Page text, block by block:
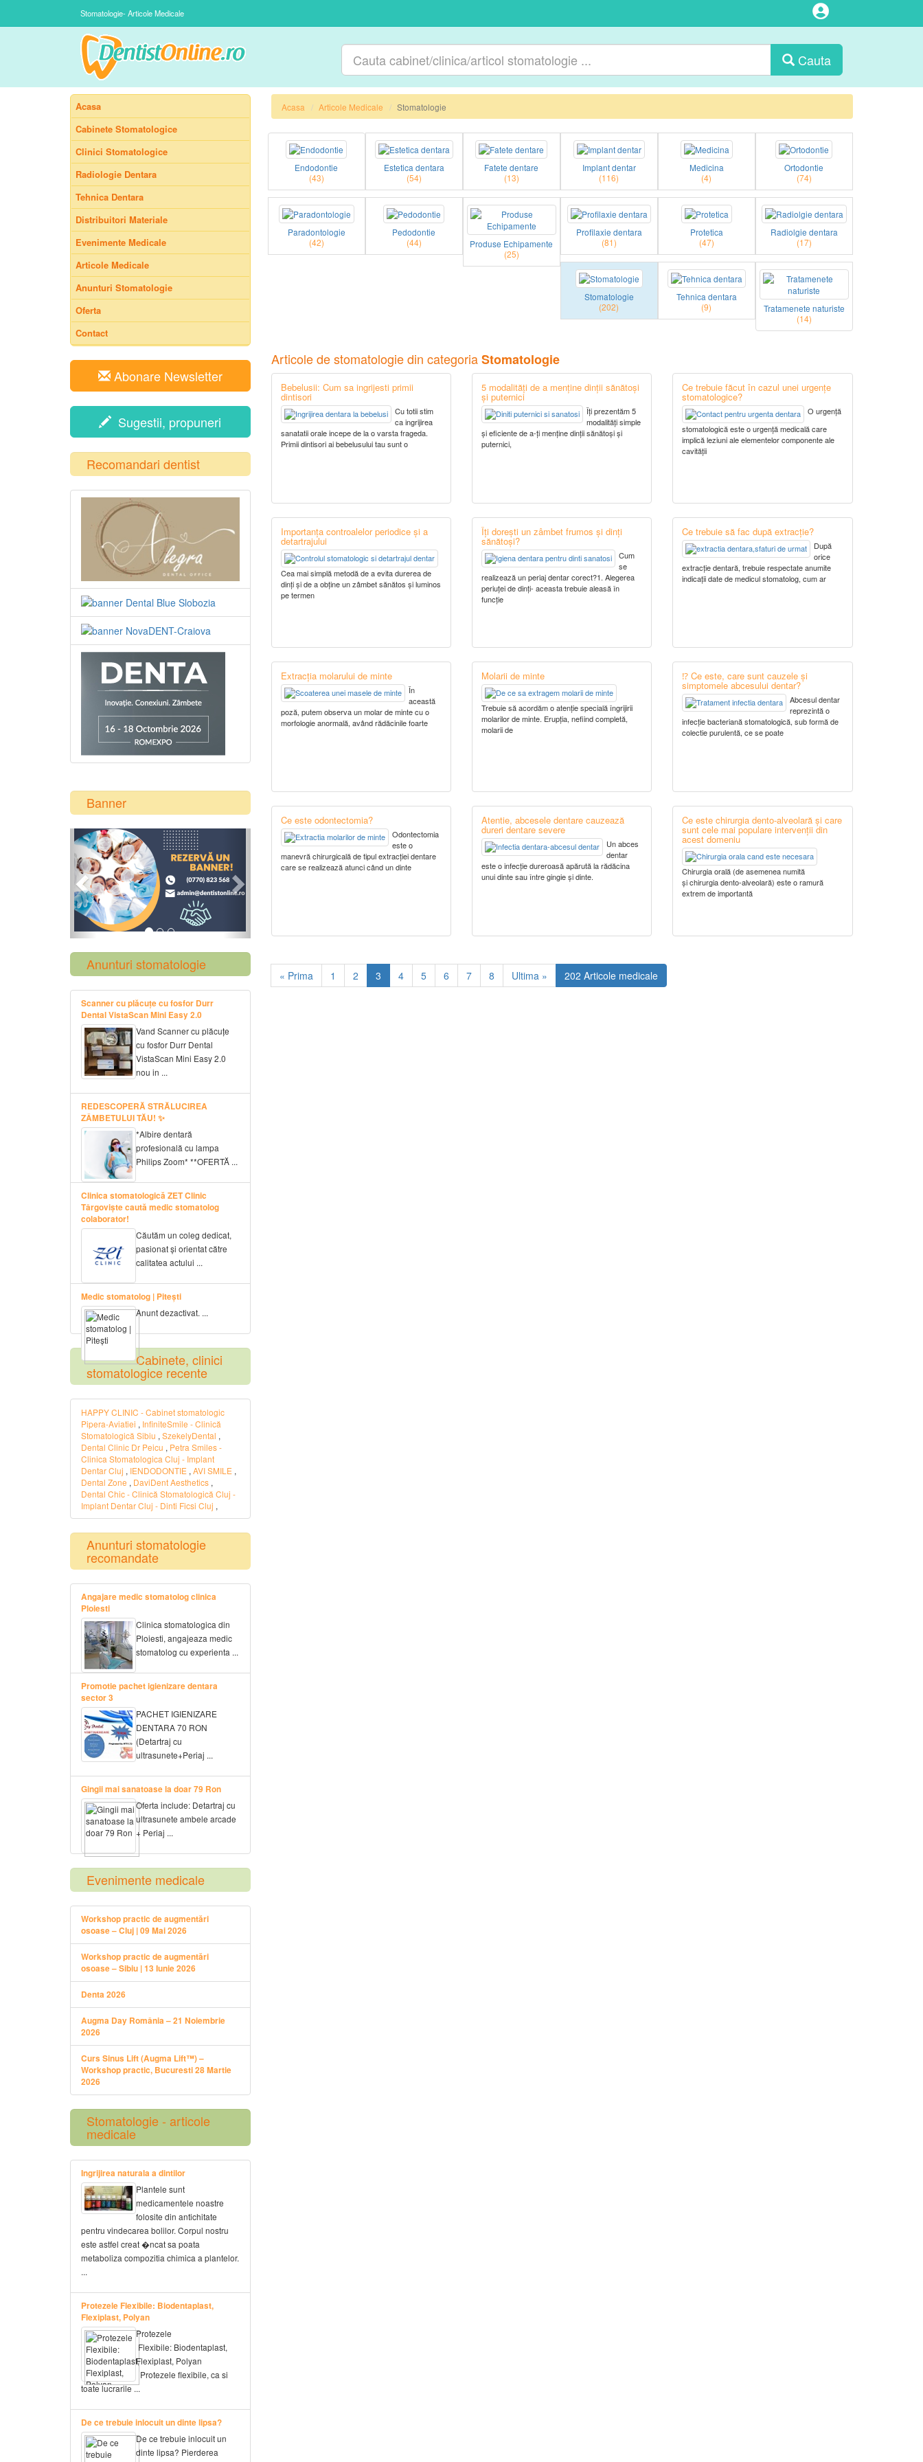
Stomatologie- Articole Medicale
Cauta
Acasa
Cabinete Stomatologice
Clinici Stomatologice
Radiologie Dentara
Tehnica Dentara
Distribuitori Materiale
Evenimente Medicale
Articole Medicale
Anunturi Stomatologie
Oferta
Contact
Acasa Articole Medicale Stomatologie
Endodontie
(43)
Estetica dentara
(54)
Fatete dentare
(13)
Implant dentar
(116)
Medicina
(4)
Ortodontie
(74)
Paradontologie
(42)
Pedodontie
(44)
Produse Echipamente
(25)
Profilaxie dentara
(81)
Protetica
(47)
Radiolgie dentara
(17)
Stomatologie
(202)
Tehnica dentara
(9)
Tratamenete naturiste
(14)
Articole de stomatologie din categoriaStomatologie
Bebelusii: Cum sa ingrijesti primii
dintisori
Cu totii stim
ca ingrijirea
sanatatii orale incepe de la o varsta frageda.
Primii dintisori ai bebelusului tau sunt o
5 modalități de a menține dinții sănătoși
și puternici
Îți prezentăm 5
modalități simple
și eficiente de a-ți menține dinții sănătoși și
puternici,
Ce trebuie făcut în cazul unei urgențe
stomatologice?
O urgență
stomatologică este o urgență medicală care
implică leziuni ale elementelor componente ale
cavității
Importanța controalelor periodice și a
detartrajului
Cea mai simplă metodă de a evita durerea de
dinți și de a obține un zâmbet sănătos și luminos
pe termen
Îți dorești un zâmbet frumos și dinți
sănătoși?
Cum
se
realizează un periaj dentar corect?1. Alegerea
periuței de dinți- aceasta trebuie aleasă în
funcție
Ce trebuie să fac după extracție?
După
orice
extracție dentară, trebuie respectate anumite
indicații date de medicul stomatolog, cum ar
Extracția molarului de minte
În
această
poză, putem observa un molar de minte cu o
morfologie anormală, având rădăcinile foarte
Molarii de minte
Trebuie să acordăm o atenție specială îngrijirii
molarilor de minte. Erupția, nefiind completă,
molarii de
⁉️ Ce este, care sunt cauzele și
simptomele abcesului dentar?
Abcesul dentar
reprezintă o
infecție bacteriană stomatologică, sub formă de
colectie purulentă, ce se poate
Ce este odontectomia?
Odontectomia
este o
manevră chirurgicală de tipul extracției dentare
care se realizează atunci când un dinte
Atentie, abcesele dentare cauzează
dureri dentare severe
Un abces
dentar
este o infecție dureroasă apărută la rădăcina
unui dinte sau între gingie și dinte.
Ce este chirurgia dento-alveolară și care
sunt cele mai populare intervenții din
acest domeniu
Chirurgia orală (de asemenea numită
și chirurgia dento-alveolară) este o ramură
extrem de importantă
« Prima 1 2 3 4 5 6 7 8 Ultima » 202 Articole medicale
Abonare Newsletter
Sugestii, propuneri
Recomandari dentist
Banner
Previous
Anunturi stomatologie
Scanner cu plăcuțe cu fosfor Durr
Dental VistaScan Mini Easy 2.0
Vand Scanner cu plăcuțe
cu fosfor Durr Dental
VistaScan Mini Easy 2.0
nou in ...
REDESCOPERĂ STRĂLUCIREA
ZÂMBETULUI TĂU! ✨
*Albire dentară
profesională cu lampa
Philips Zoom* **OFERTĂ ...
Clinica stomatologică ZET Clinic
Târgoviște caută medic stomatolog
colaborator!
Căutăm un coleg dedicat,
pasionat și orientat către
calitatea actului ...
Medic stomatolog | Pitești
Anunt dezactivat. ...
Cabinete, clinici
stomatologice recente
HAPPY CLINIC - Cabinet stomatologic
Pipera-Aviatiei , InfiniteSmile - Clinică
Stomatologică Sibiu , SzekelyDental ,
Dental Clinic Dr Peicu , Petra Smiles -
Clinica Stomatologica Cluj - Implant
Dentar Cluj , IENDODONTIE , AVI SMILE ,
Dental Zone , DaviDent Aesthetics ,
Dental Chic - Clinică Stomatologică Cluj -
Implant Dentar Cluj - Dinti Ficsi Cluj ,
Anunturi stomatologie
recomandate
Angajare medic stomatolog clinica
Ploiesti
Clinica stomatologica din
Ploiesti, angajeaza medic
stomatolog cu experienta ...
Promotie pachet igienizare dentara
sector 3
PACHET IGIENIZARE
DENTARA 70 RON
(Detartraj cu
ultrasunete+Periaj ...
Gingii mai sanatoase la doar 79 Ron
Oferta include: Detartraj cu
ultrasunete ambele arcade
+ Periaj ...
Evenimente medicale
Workshop practic de augmentări
osoase – Cluj | 09 Mai 2026
Workshop practic de augmentări
osoase – Sibiu | 13 Iunie 2026
Denta 2026
Augma Day România – 21 Noiembrie
2026
Curs Sinus Lift (Augma Lift™) –
Workshop practic, Bucuresti 28 Martie
2026
Stomatologie - articole
medicale
Ingrijirea naturala a dintilor
Plantele sunt
medicamentele noastre
folosite din antichitate
pentru vindecarea bolilor. Corpul nostru
este astfel creat �ncat sa poata
metaboliza compozitia chimica a plantelor.
...
Protezele Flexibile: Biodentaplast,
Flexiplast, Polyan
Protezele
Flexibile: Biodentaplast,
Flexiplast, Polyan
Protezele flexibile, ca si
toate lucrarile ...
De ce trebuie inlocuit un dinte lipsa?
De ce trebuie inlocuit un
dinte lipsa? Pierderea